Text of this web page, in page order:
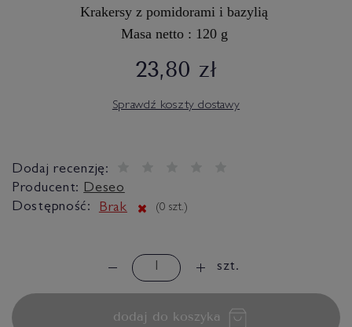
Krakersy z pomidorami i bazylią
Masa netto : 120 g
23,80 zł
Sprawdź koszty dostawy
Dodaj recenzję:
Producent: Deseo
Dostępność:
Brak (0 szt.)
szt.
dodaj do koszyka